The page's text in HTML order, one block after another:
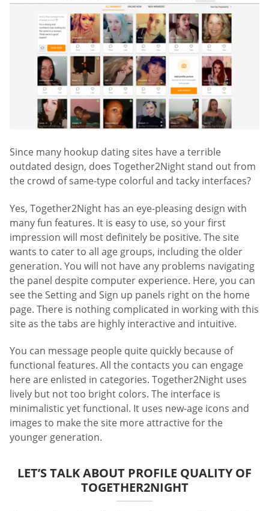
Since many hookup dating sites have a terrible
outdated design, does Together2Night stand out from
the crowd of same-type colorful and tacky interfaces?
Yes, Together2Night has an eye-pleasing design with
many fun features. It is easy to use, so your first
impression will most definitely be positive. The site
wants to cater to all age groups, including the older
generation. You will not have any problems navigating
the panel despite computer experience. Here, you can
see the Setting and Sign up panels right on the home
page. There is nothing complicated in working with this
site as the tabs are highly interactive and intuitive.
You can message people quite quickly because of
functional features. All the contacts you can engage
here are enlisted in categories. Together2Night uses
lively but not too bright colors. The interface is
minimalistic yet functional. It uses new-age icons and
images to make the site more attractive for the
younger generation.
LET’S TALK ABOUT PROFILE QUALITY OF
TOGETHER2NIGHT